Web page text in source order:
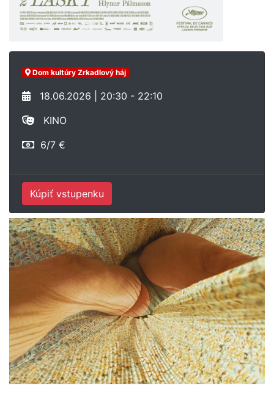
Dom kultúry Zrkadlový háj
18.06.2026 | 20:30 - 22:10
KINO
6/7 €
Kúpiť vstupenku